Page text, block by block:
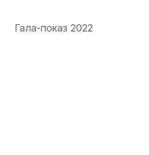
Гала-показ 2022